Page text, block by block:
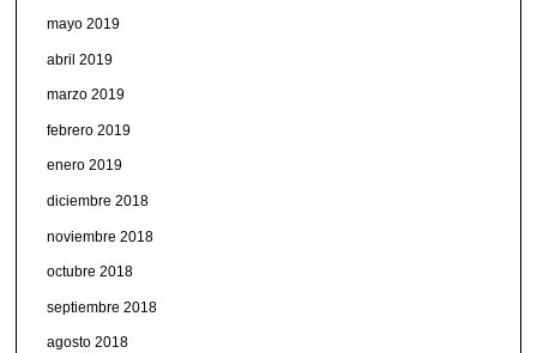
mayo 2019
abril 2019
marzo 2019
febrero 2019
enero 2019
diciembre 2018
noviembre 2018
octubre 2018
septiembre 2018
agosto 2018